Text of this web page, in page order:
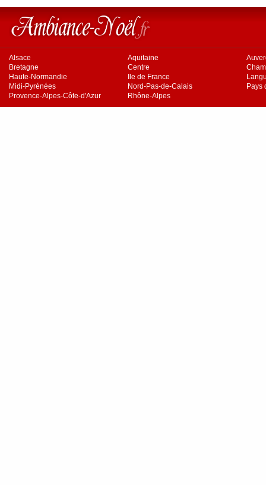
Alsace Aquitaine
Bretagne
Centre
Haute-Normandie
Ile de France
Midi-Pyrénées
Nord-Pas-de-Calais
Pays
Provence-Alpes-Côte-d'Azur
Rhône-Alpes